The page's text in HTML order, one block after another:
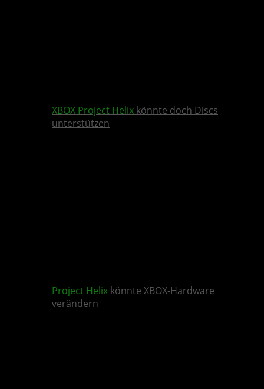
XBOX Project Helix könnte doch Discs
unterstützen
Project Helix könnte XBOX-Hardware
verändern